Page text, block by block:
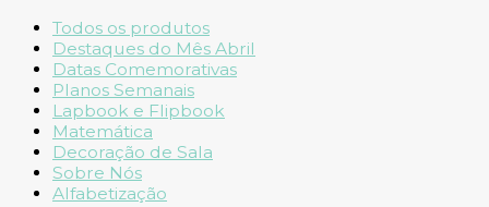
Todos os produtos
Destaques do Mês Abril
Datas Comemorativas
Planos Semanais
Lapbook e Flipbook
Matemática
Decoração de Sala
Sobre Nós
Alfabetização